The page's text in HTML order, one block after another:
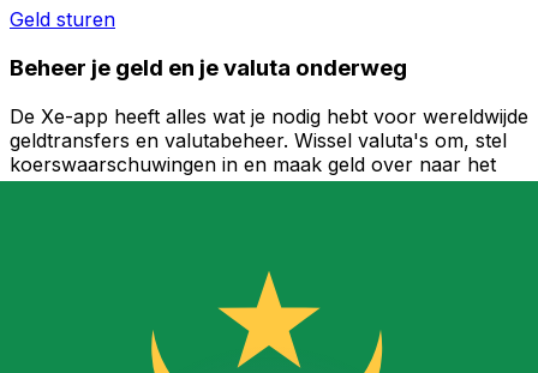
Geld sturen
Beheer je geld en je valuta onderweg
De Xe-app heeft alles wat je nodig hebt voor wereldwijde
geldtransfers en valutabeheer. Wissel valuta's om, stel
koerswaarschuwingen in en maak geld over naar het
buitenland zonder verborgen kosten. Download